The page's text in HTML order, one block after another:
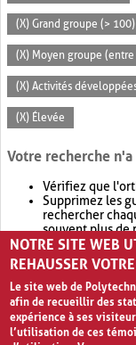
(X) Grand groupe (> 100)
(X) Moyen groupe
(X) Activités
(X) Élevée
Votre recherche
Vérifiez que
Supprimez les
rechercher
souvent plus de
Envisagez
retournera
NOTRE SITE WEB
REHAUSSER
Le site web de
afin de recueillir des
expérience à ses
l’utilisation de ces